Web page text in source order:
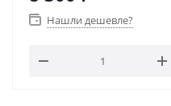
транспортировки
Нашли дешевле?